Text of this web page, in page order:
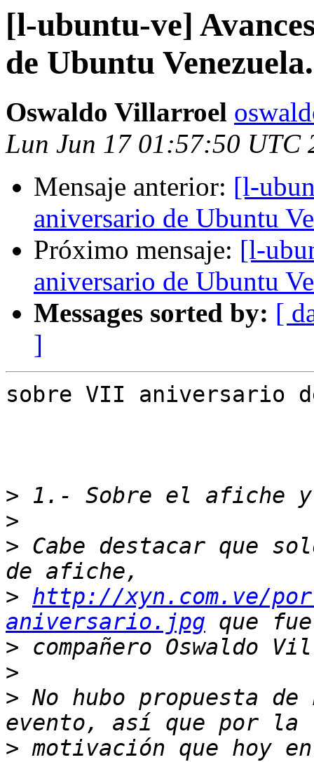
[l-ubuntu-ve]
de Ubuntu Venezuela.
Oswaldo Villarroel
Lun Jun 17 01:57:50 UTC
Mensaje anterior: [l-
aniversario de Ubuntu
Próximo mensaje: [l-
aniversario de Ubuntu
Messages sorted by: [
]
sobre VII aniversario
>
>
> Cabe destacar que
> http://xyn.com.ve/
aniversario.jpg
>
>
> No hubo propuesta
> motivación que hoy